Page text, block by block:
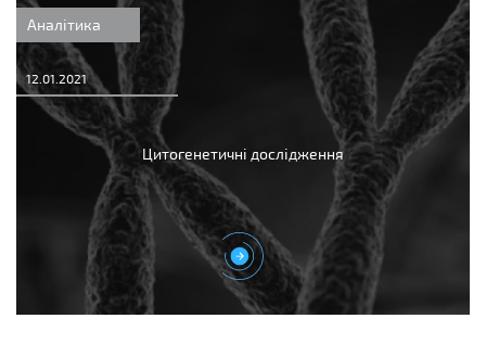
Аналітика
12.01.2021
Цитогенетичні дослідження